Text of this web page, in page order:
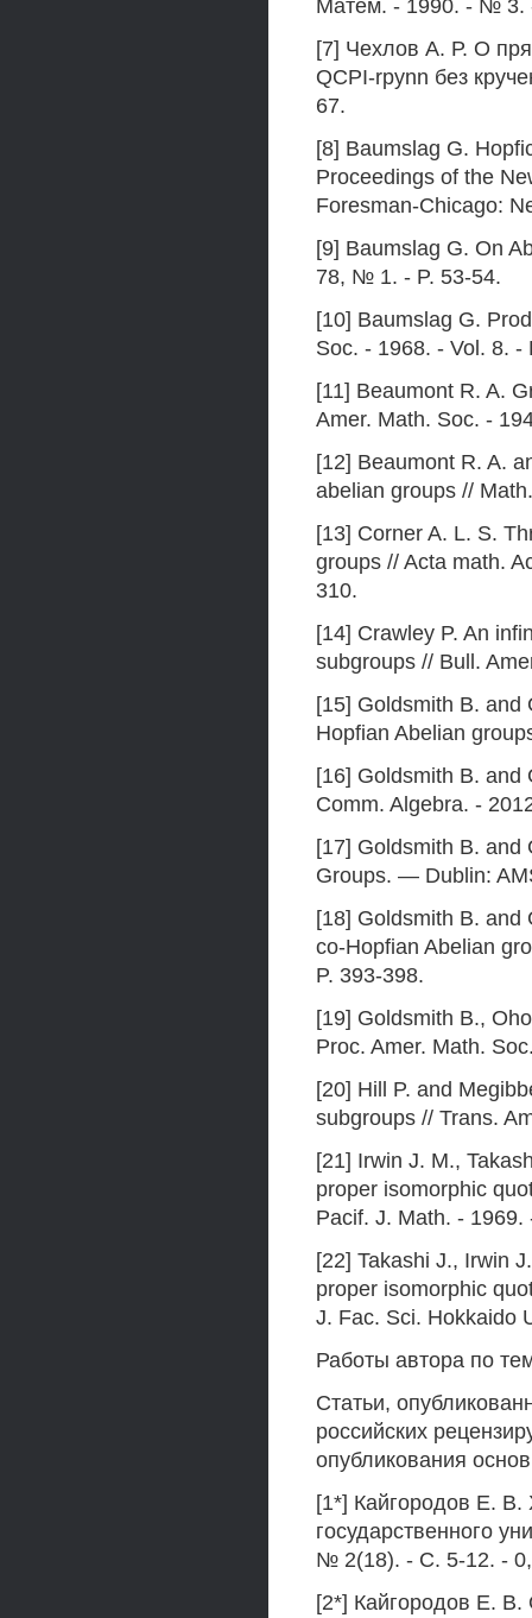
Матем. - 1990. - № 3.
[7] Чехлов А. Р. О
QCPI-rpynn без
67.
[8] Baumslag G.
Proceedings of the
Foresman-Chicago:
[9] Baumslag G. On
78, № 1. - P. 53-54.
[10] Baumslag G.
Soc. - 1968. - Vol. 8. -
[11] Beaumont R. A.
Amer. Math. Soc. -
[12] Beaumont R. A.
abelian groups //
[13] Corner A. L. S.
groups // Acta math.
310.
[14] Crawley P. An
subgroups // Bull.
[15] Goldsmith B. and
Hopfian Abelian
[16] Goldsmith B. and
Comm. Algebra. -
[17] Goldsmith B. and
Groups. — Dublin:
[18] Goldsmith B. and
co-Hopfian Abelian
P. 393-398.
[19] Goldsmith В.,
Proc. Amer. Math.
[20] Hill P. and
subgroups // Trans.
[21] Irwin J. M.,
proper isomorphic
Pacif. J. Math. -
[22] Takashi J., Irwin
proper isomorphic
J. Fac. Sci. Hokkaido
Работы автора по
Статьи,
российских
опубликования
[1*] Кайгородов Е.
государственного
№ 2(18). - С. 5-12. -
[2*] Кайгородов Е.